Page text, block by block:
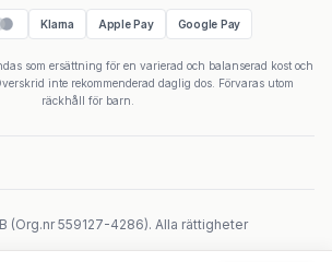
Klarna Apple Pay Google Pay
som ersättning för en varierad och balanserad kost och
inte rekommenderad daglig dos. Förvaras utom
räckhåll för barn.
(Org.nr 559127-4286). Alla rättigheter